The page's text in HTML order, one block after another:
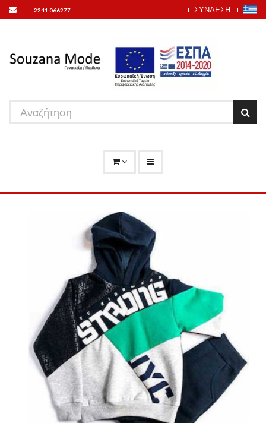
2241 066277 ΣΥΝΔΕΣΗ